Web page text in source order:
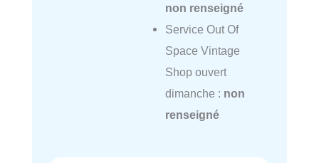
non renseigné
Service Out Of
Space Vintage
Shop ouvert
dimanche : non
renseigné